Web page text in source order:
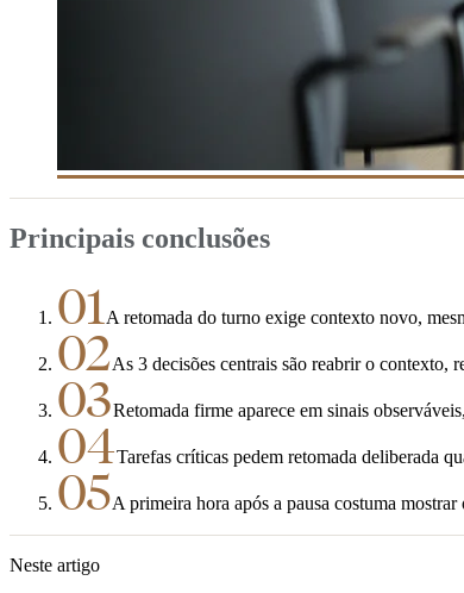
Principais conclusões
01 A retomada do turno exige contexto novo,
02As 3 decisões centrais são reabrir o contexto,
03Retomada firme aparece em sinais
04Tarefas críticas pedem retomada deliberada
05A primeira hora após a pausa costuma
Neste artigo